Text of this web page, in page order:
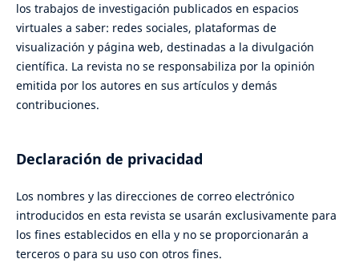
los trabajos de investigación publicados en espacios
virtuales a saber: redes sociales, plataformas de
visualización y página web, destinadas a la divulgación
científica. La revista no se responsabiliza por la opinión
emitida por los autores en sus artículos y demás
contribuciones.
Declaración de privacidad
Los nombres y las direcciones de correo electrónico
introducidos en esta revista se usarán exclusivamente para
los fines establecidos en ella y no se proporcionarán a
terceros o para su uso con otros fines.